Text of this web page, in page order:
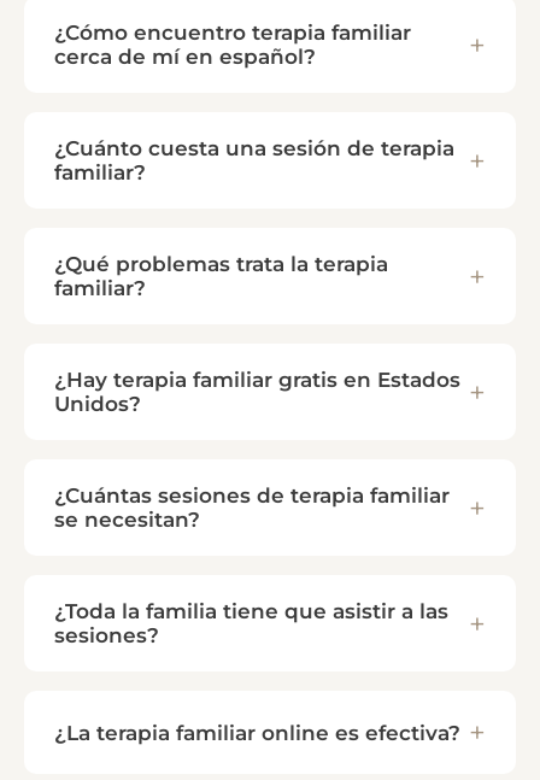
¿Cómo encuentro terapia familiar
cerca de mí en español?
¿Cuánto cuesta una sesión de terapia
familiar?
¿Qué problemas trata la terapia
familiar?
¿Hay terapia familiar gratis en Estados
Unidos?
¿Cuántas sesiones de terapia familiar
se necesitan?
¿Toda la familia tiene que asistir a las
sesiones?
¿La terapia familiar online es efectiva?